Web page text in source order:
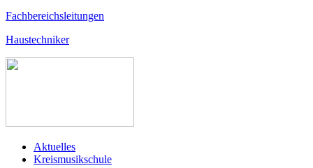
Fachbereichsleitungen
Haustechniker
Aktuelles
Kreismusikschule